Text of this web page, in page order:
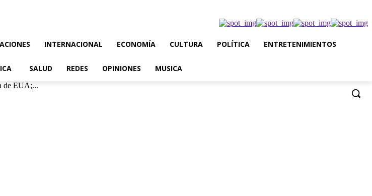
INTERNACIONAL ECONOMÍA CULTURA POLÍTICA ENTRETENIMIENTOS
SALUD REDES OPINIONES MUSICA
de EUA;...